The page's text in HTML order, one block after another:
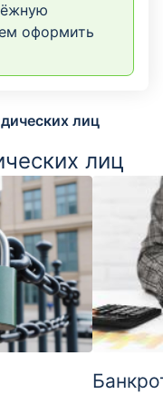
оформить
лиц
лиц